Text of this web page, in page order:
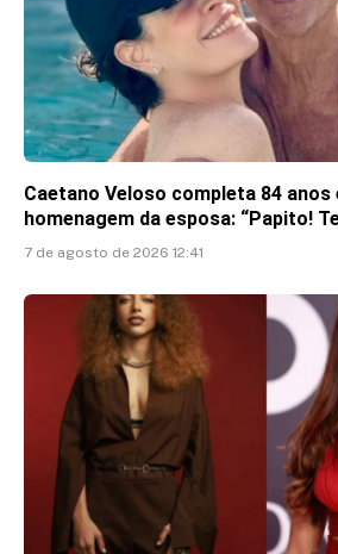
Caetano Veloso completa 84 anos
homenagem da esposa: “Papito!
7 de agosto de 2026 12:41